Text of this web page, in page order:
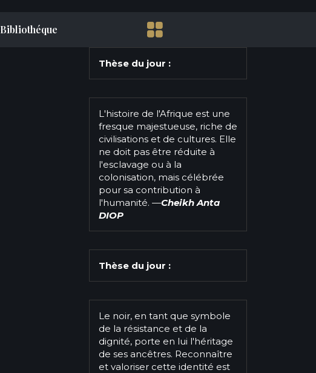
Bibliothéque
Thèse du jour :
L'histoire de l'Afrique est une
fresque majestueuse, riche de
civilisations et de cultures. Elle
ne doit pas être réduite à
l'esclavage ou à la
colonisation, mais célébrée
pour sa contribution à
l'humanité. —Cheikh Anta
DIOP
Thèse du jour :
Le noir, en tant que symbole
de la résistance et de la
dignité, porte en lui l'héritage
de ses ancêtres. Reconnaître
et valoriser cette identité est